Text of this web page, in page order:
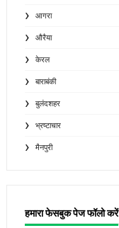
आगरा
औरैया
केरल
बाराबंकी
बुलंदशहर
भ्रष्टाचार
मैनपुरी
हमारा फेसबुक पेज फॉलो करें